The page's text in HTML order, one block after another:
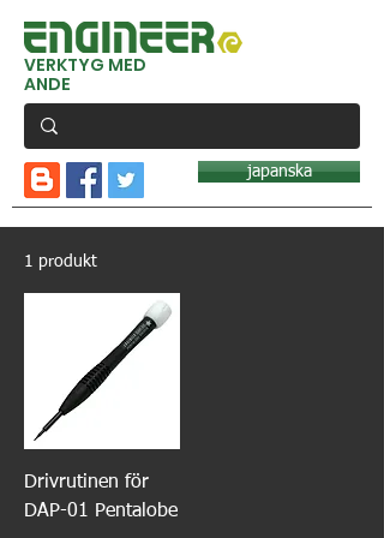
VERKTYG MED
ANDE
japanska
1 produkt
Drivrutinen för
DAP-01 Pentalobe